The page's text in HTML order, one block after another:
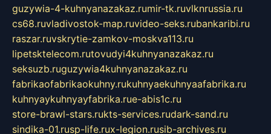
guzywia-4-kuhnyanazakaz.rumir-tk.ruvlknrussia.ru
cs68.ruvladivostok-map.ruvideo-seks.rubankaribi.ru
raszar.ruvskrytie-zamkov-moskva113.ru
lipetsktelecom.rutovudyi4kuhnyanazakaz.ru
seksuzb.ruguzywia4kuhnyanazakaz.ru
fabrikaofabrikaokuhny.rukuhnyaekuhnyaafabrika.ru
kuhnyaykuhnyayfabrika.rue-abis1c.ru
store-brawl-stars.rukts-services.rudark-sand.ru
sindika-01.rusp-life.rux-legion.rusib-archives.ru